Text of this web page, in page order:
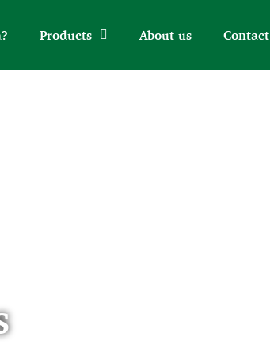
Products About us Contact